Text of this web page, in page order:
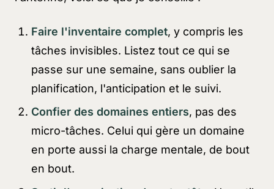
Faire l'inventaire complet, y compris les
tâches invisibles. Listez tout ce qui se
passe sur une semaine, sans oublier la
planification, l'anticipation et le suivi.
Confier des domaines entiers, pas des
micro-tâches. Celui qui gère un domaine
en porte aussi la charge mentale, de bout
en bout.